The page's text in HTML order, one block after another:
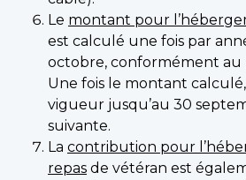
Le montant pour
est calculé une fois par
octobre, conformément au
Une fois le montant
vigueur jusqu’au 30
suivante.
La contribution pour
repas de vétéran est